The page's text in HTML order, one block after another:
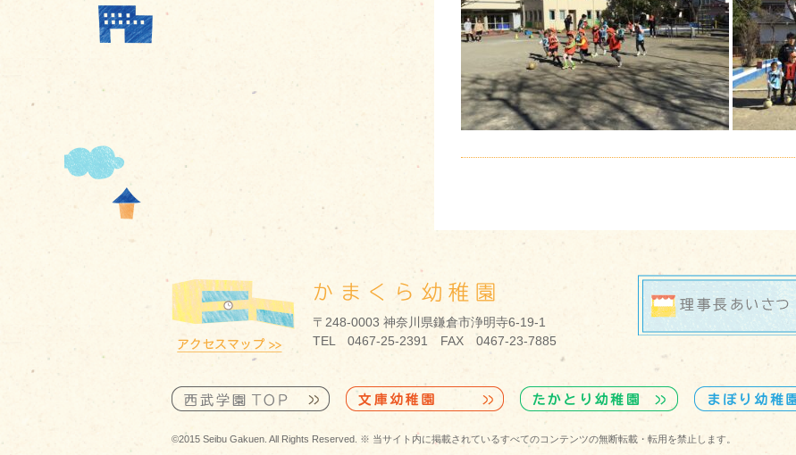
〒248-0003 神奈川県鎌倉市浄明寺6-19-1
TEL 0467-25-2391 FAX 0467-23-7885
©2015 Seibu Gakuen. All Rights Reserved. ※ 当サイト内に掲載されているすべてのコンテンツの無断転載・転用を禁止します。